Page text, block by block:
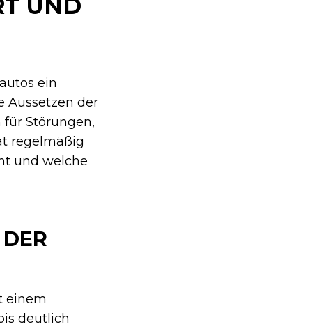
UND
ein
Aussetzen der
Störungen,
regelmäßig
und welche
einem
deutlich